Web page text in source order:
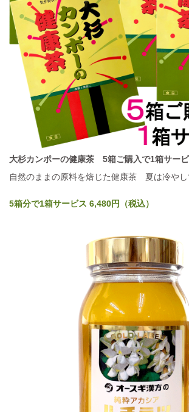
大杉カンポーの健康茶 5箱ご購入で1箱サー
自然のままの原料を焙じた健康茶 夏は冷や
5箱分で1箱サービス 6,480円（税込）